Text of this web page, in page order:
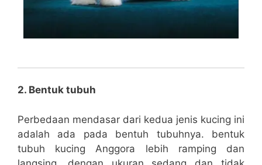
2. Bentuk tubuh
Perbedaan mendasar dari kedua jenis kucing ini
adalah ada pada bentuh tubuhnya. bentuk
tubuh kucing Anggora lebih ramping dan